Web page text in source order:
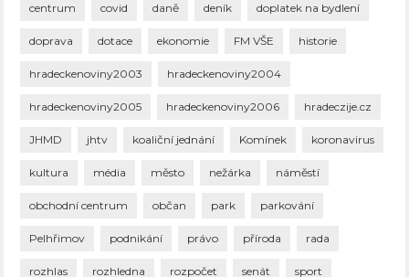
centrum covid daně deník doplatek na bydlení
doprava dotace ekonomie FM VŠE historie
hradeckenoviny2003 hradeckenoviny2004
hradeckenoviny2005 hradeckenoviny2006 hradeczije.cz
JHMD jhtv koaliční jednání Komínek koronavirus
kultura média město nežárka náměstí
obchodní centrum občan park parkování
Pelhřimov podnikání právo příroda rada
rozhlas rozhledna rozpočet senát sport